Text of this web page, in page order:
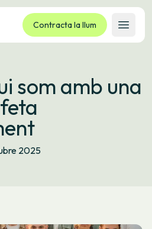
Contracta la llum
Obrir
som amb una
2025